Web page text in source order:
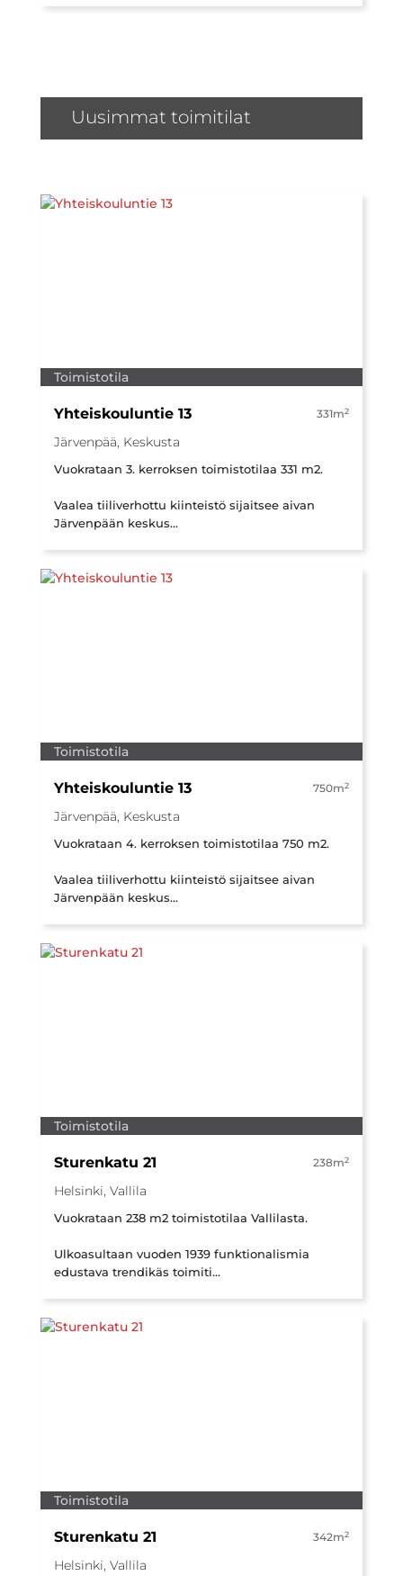
Uusimmat toimitilat
Toimistotila
Yhteiskouluntie 13 331m2
Järvenpää, Keskusta
Vuokrataan 3. kerroksen toimistotilaa 331 m2.
Vaalea tiiliverhottu kiinteistö sijaitsee aivan
Järvenpään keskus...
Toimistotila
Yhteiskouluntie 13 750m2
Järvenpää, Keskusta
Vuokrataan 4. kerroksen toimistotilaa 750 m2.
Vaalea tiiliverhottu kiinteistö sijaitsee aivan
Järvenpään keskus...
Toimistotila
Sturenkatu 21 238m2
Helsinki, Vallila
Vuokrataan 238 m2 toimistotilaa Vallilasta.
Ulkoasultaan vuoden 1939 funktionalismia
edustava trendikäs toimiti...
Toimistotila
Sturenkatu 21 342m2
Helsinki, Vallila